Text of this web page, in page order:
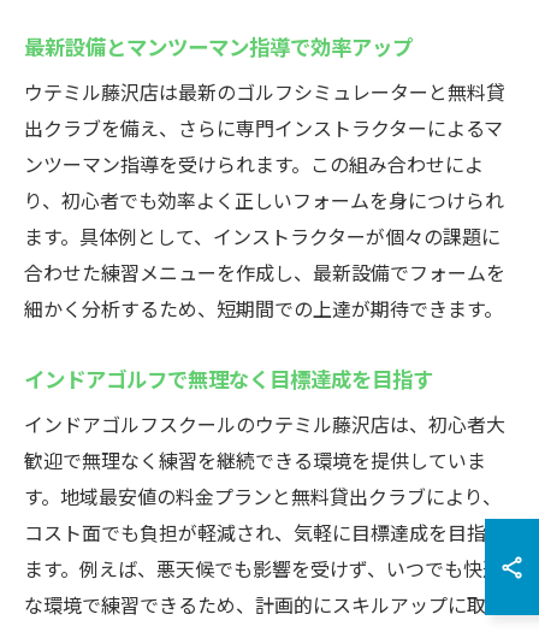
最新設備とマンツーマン指導で効率アップ
ウテミル藤沢店は最新のゴルフシミュレーターと無料貸
出クラブを備え、さらに専門インストラクターによるマ
ンツーマン指導を受けられます。この組み合わせによ
り、初心者でも効率よく正しいフォームを身につけられ
ます。具体例として、インストラクターが個々の課題に
合わせた練習メニューを作成し、最新設備でフォームを
細かく分析するため、短期間での上達が期待できます。
インドアゴルフで無理なく目標達成を目指す
インドアゴルフスクールのウテミル藤沢店は、初心者大
歓迎で無理なく練習を継続できる環境を提供していま
す。地域最安値の料金プランと無料貸出クラブにより、
コスト面でも負担が軽減され、気軽に目標達成を目指せ
ます。例えば、悪天候でも影響を受けず、いつでも快適
な環境で練習できるため、計画的にスキルアップに取り